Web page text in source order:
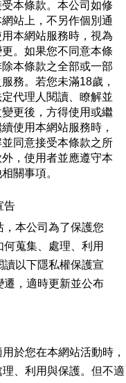
本條款。本公司如修
站上，不另作個別通
本網站服務時，視為
。如果您不同意本條
本條款之全部或一部
務。若您未滿18歲，
代理人閱讀、瞭解並
更後，方得使用或繼
使用本網站服務時，
同意接受本條款之所
，使用者並應遵守本
關事項。
告
本公司為了保護您
蒐集、處理、利用
讀以下隱私權保護宣
遷，適時更新並公布
於您在本網站活動時，
、利用與保護。但不適